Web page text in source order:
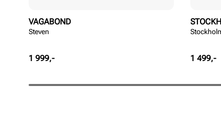
VAGABOND
Steven
Pris
1 999,- Pris
1 499,-